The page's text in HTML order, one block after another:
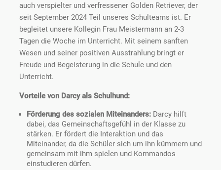
auch verspielter und verfressener Golden Retriever, der
seit September 2024 Teil unseres Schulteams ist. Er
begleitet unsere Kollegin Frau Meistermann an 2-3
Tagen die Woche im Unterricht. Mit seinem sanften
Wesen und seiner positiven Ausstrahlung bringt er
Freude und Begeisterung in die Schule und den
Unterricht.
Vorteile von Darcy als Schulhund:
Förderung des sozialen Miteinanders: Darcy hilft
dabei, das Gemeinschaftsgefühl in der Klasse zu
stärken. Er fördert die Interaktion und das
Miteinander, da die Schüler sich um ihn kümmern und
gemeinsam mit ihm spielen und Kommandos
einstudieren dürfen.